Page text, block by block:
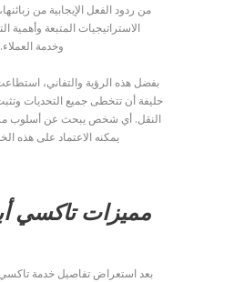
من ردود الفعل الإيجابية من
الاستراتيجيات المتبعة وأهمية
وخدمة العملاء.
بفضل هذه الرؤية والتفاني،
حليفة أن تتخطى جميع التحديات
النقل. أي شخص يبحث عن أسلوب
يمكنه الاعتماد على هذه
مميزات تاكسي
بعد استعراض تفاصيل خدمة تاكسي